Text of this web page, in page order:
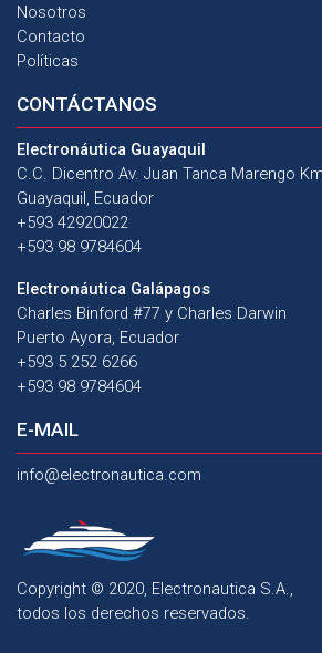
Nosotros
Contacto
Políticas
CONTÁCTANOS
Electronáutica Guayaquil
C.C. Dicentro Av. Juan Tanca Marengo
Guayaquil, Ecuador
+593 42920022
+593 98 9784604
Electronáutica Galápagos
Charles Binford #77 y Charles Darwin
Puerto Ayora, Ecuador
+593 5 252 6266
+593 98 9784604
E-MAIL
info@electronautica.com
Copyright © 2020, Electronautica S.A.,
todos los derechos reservados.